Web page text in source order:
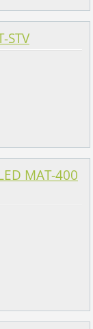
STV
MAT-400